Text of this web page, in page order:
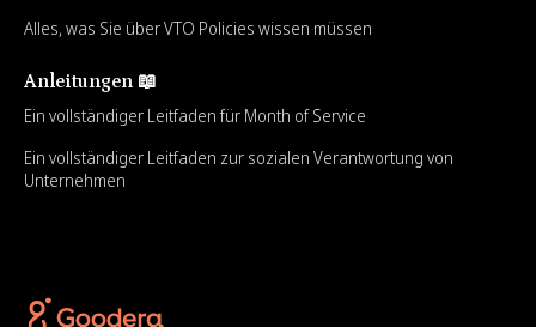
Alles, was Sie über VTO Policies wissen müssen
Anleitungen 📖
Ein vollständiger Leitfaden für Month of Service
Ein vollständiger Leitfaden zur sozialen Verantwortung von
Unternehmen